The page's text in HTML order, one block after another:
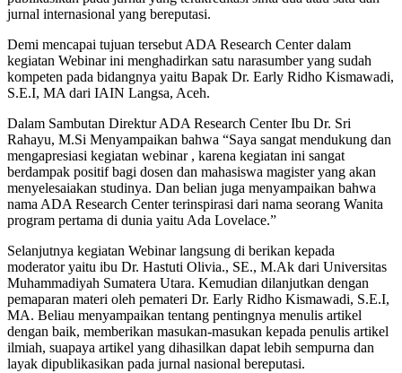
jurnal internasional yang bereputasi.
Demi mencapai tujuan tersebut ADA Research Center dalam
kegiatan Webinar ini menghadirkan satu narasumber yang sudah
kompeten pada bidangnya yaitu Bapak Dr. Early Ridho Kismawadi,
S.E.I, MA dari IAIN Langsa, Aceh.
Dalam Sambutan Direktur ADA Research Center Ibu Dr. Sri
Rahayu, M.Si Menyampaikan bahwa “Saya sangat mendukung dan
mengapresiasi kegiatan webinar , karena kegiatan ini sangat
berdampak positif bagi dosen dan mahasiswa magister yang akan
menyelesaiakan studinya. Dan belian juga menyampaikan bahwa
nama ADA Research Center terinspirasi dari nama seorang Wanita
program pertama di dunia yaitu Ada Lovelace.”
Selanjutnya kegiatan Webinar langsung di berikan kepada
moderator yaitu ibu Dr. Hastuti Olivia., SE., M.Ak dari Universitas
Muhammadiyah Sumatera Utara. Kemudian dilanjutkan dengan
pemaparan materi oleh pemateri Dr. Early Ridho Kismawadi, S.E.I,
MA. Beliau menyampaikan tentang pentingnya menulis artikel
dengan baik, memberikan masukan-masukan kepada penulis artikel
ilmiah, suapaya artikel yang dihasilkan dapat lebih sempurna dan
layak dipublikasikan pada jurnal nasional bereputasi.